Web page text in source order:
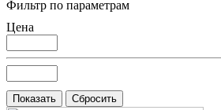
Фильтр по параметрам
Цена